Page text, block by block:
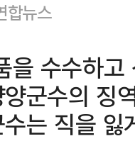
뉴스
을 수수하
군수의 징
는 직을 잃